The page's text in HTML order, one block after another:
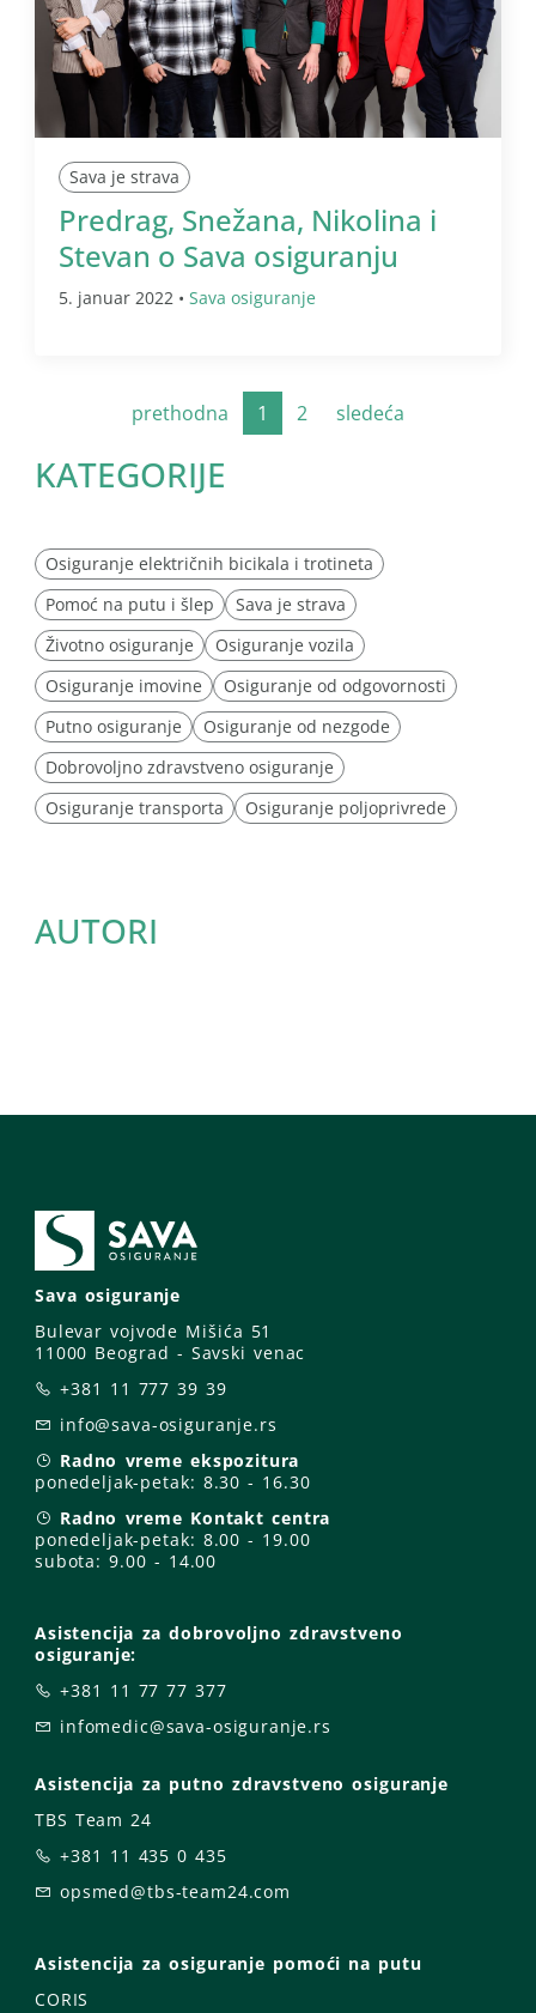
Sava je strava
Predrag, Snežana, Nikolina i
Stevan o Sava osiguranju
5. januar 2022 • Sava osiguranje
prethodna 1 2 sledeća
KATEGORIJE
Osiguranje električnih bicikala i trotineta
Pomoć na putu i šlep
Sava je strava
Životno osiguranje
Osiguranje vozila
Osiguranje imovine
Osiguranje od odgovornosti
Putno osiguranje
Osiguranje od nezgode
Dobrovoljno zdravstveno osiguranje
Osiguranje transporta
Osiguranje poljoprivrede
AUTORI
Sava osiguranje
Bulevar vojvode Mišića 51
11000 Beograd - Savski venac
+381 11 777 39 39
info@sava-osiguranje.rs
Radno vreme ekspozitura
ponedeljak-petak: 8.30 - 16.30
Radno vreme Kontakt centra
ponedeljak-petak: 8.00 - 19.00
subota: 9.00 - 14.00
Asistencija za dobrovoljno zdravstveno
osiguranje:
+381 11 77 77 377
infomedic@sava-osiguranje.rs
Asistencija za putno zdravstveno osiguranje
TBS Team 24
+381 11 435 0 435
opsmed@tbs-team24.com
Asistencija za osiguranje pomoći na putu
CORIS